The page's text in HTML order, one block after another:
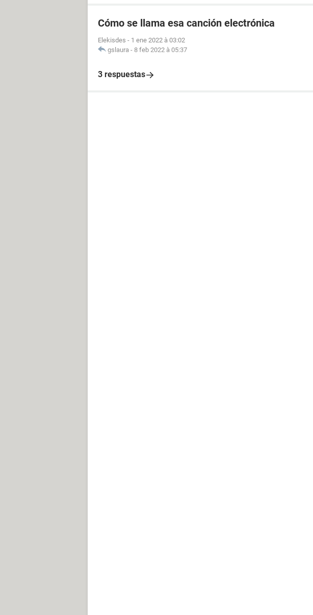
Cómo se llama esa canción electrónica
Elekisdes - 1 ene 2022 à 03:02
gslaura - 8 feb 2022 à 05:37
3 respuestas